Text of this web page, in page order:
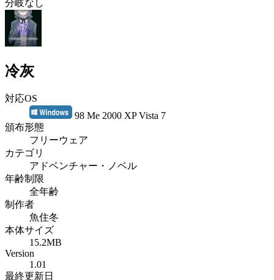
分岐なし
冷灰
対応OS
98 Me 2000 XP Vista 7
頒布形態
フリーウェア
カテゴリ
アドベンチャー・ノベル
年齢制限
全年齢
制作者
魚住冬
本体サイズ
15.2MB
Version
1.01
最終更新日